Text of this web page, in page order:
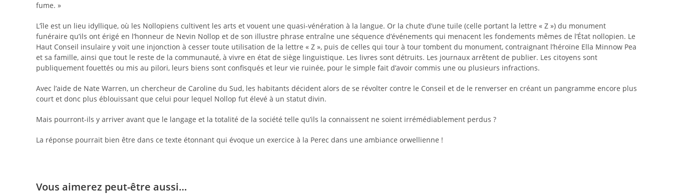
fume. »
L’île est un lieu idyllique, où les Nollopiens cultivent les arts et vouent une quasi-vénération à la langue. Or la chute d’une tuile (celle portant la lettre « Z ») du monument
funéraire qu’ils ont érigé en l’honneur de Nevin Nollop et de son illustre phrase entraîne une séquence d’événements qui menacent les fondements mêmes de l’État nollopien. Le
Haut Conseil insulaire y voit une injonction à cesser toute utilisation de la lettre « Z », puis de celles qui tour à tour tombent du monument, contraignant l’héroïne Ella Minnow Pea
et sa famille, ainsi que tout le reste de la communauté, à vivre en état de siège linguistique. Les livres sont détruits. Les journaux arrêtent de publier. Les citoyens sont
publiquement fouettés ou mis au pilori, leurs biens sont confisqués et leur vie ruinée, pour le simple fait d’avoir commis une ou plusieurs infractions.
Avec l’aide de Nate Warren, un chercheur de Caroline du Sud, les habitants décident alors de se révolter contre le Conseil et de le renverser en créant un pangramme encore plus
court et donc plus éblouissant que celui pour lequel Nollop fut élevé à un statut divin.
Mais pourront-ils y arriver avant que le langage et la totalité de la société telle qu’ils la connaissent ne soient irrémédiablement perdus ?
La réponse pourrait bien être dans ce texte étonnant qui évoque un exercice à la Perec dans une ambiance orwellienne !
Vous aimerez peut-être aussi…